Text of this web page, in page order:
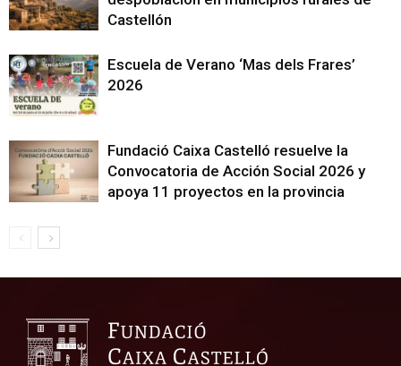
Castellón
Escuela de Verano ‘Mas dels Frares’
2026
Fundació Caixa Castelló resuelve la
Convocatoria de Acción Social 2026 y
apoya 11 proyectos en la provincia